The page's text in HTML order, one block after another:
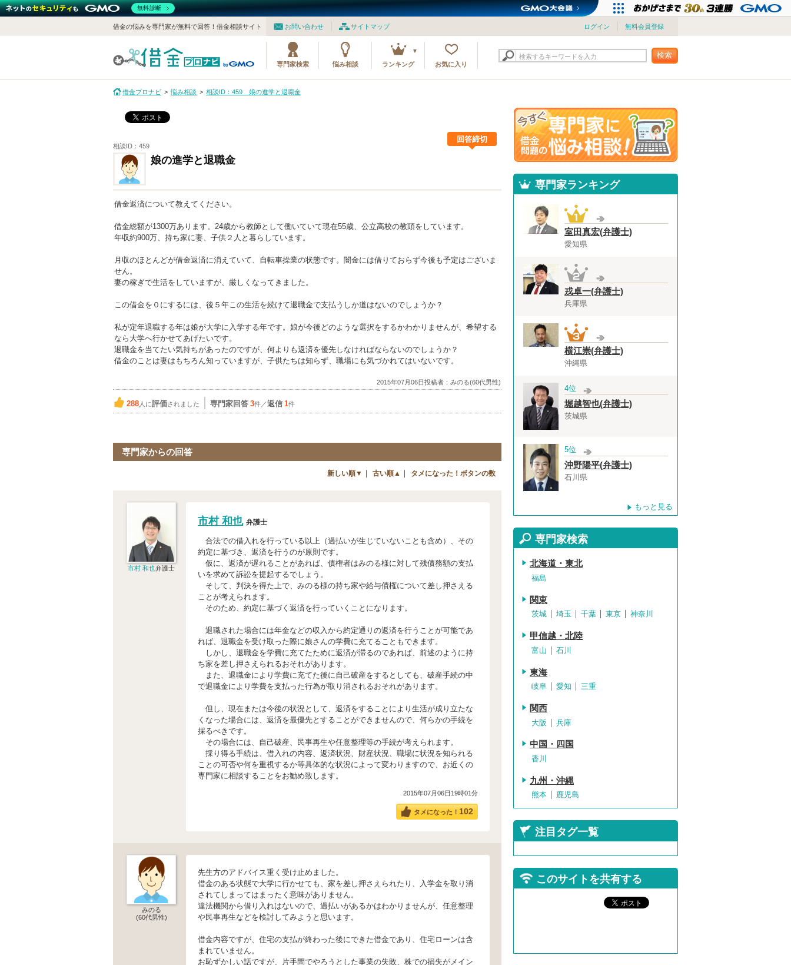
お問い合わせ サイトマップ ログイン 無料会員登録
借金の悩みを専門家が無料で回答！借金相談サイト
専門家検索 悩み相談 ランキング お気に入り
検索するキーワードを入力 検索
借金プロナビ 悩み相談 相談ID：459 娘の進学と退職金
相談ID：459
回答締切
娘の進学と退職金
借金返済について教えてください。
借金総額が1300万あります。24歳から教師として働いていて現在55歳、公立高校の教頭をしています。
年収約900万、持ち家に妻、子供２人と暮らしています。
月収のほとんどが借金返済に消えていて、自転車操業の状態です。闇金には借りておらず今後も予定はございま
せん。
妻の稼ぎで生活をしていますが、厳しくなってきました。
この借金を０にするには、後５年この生活を続けて退職金で支払うしか道はないのでしょうか？
私が定年退職する年は娘が大学に入学する年です。娘が今後どのような選択をするかわかりませんが、希望する
なら大学へ行かせてあげたいです。
退職金を当てたい気持ちがあったのですが、何よりも返済を優先しなければならないのでしょうか？
借金のことは妻はもちろん知っていますが、子供たちは知らず、職場にも気づかれてはいないです。
2015年07月06日投稿者：みのる(60代男性)
288 人に評価されました 専門家回答 3件／返信 1件
専門家からの回答
新しい順▼ ｜ 古い順▲ ｜ タメになった！ボタンの数
市村 和也弁護士
市村 和也 弁護士
合法での借入れを行っている以上（過払いが生じていないことも含め）、その
約定に基づき、返済を行うのが原則です。
仮に、返済が遅れることがあれば、債権者はみのる様に対して残債務額の支払
いを求めて訴訟を提起するでしょう。
そして、判決を得た上で、みのる様の持ち家や給与債権について差し押さえる
ことが考えられます。
そのため、約定に基づく返済を行っていくことになります。
退職された場合には年金などの収入から約定通りの返済を行うことが可能であ
れば、退職金を受け取った際に娘さんの学費に充てることもできます。
しかし、退職金を学費に充てたために返済が滞るのであれば、前述のように持
ち家を差し押さえられるおそれがあります。
また、退職金により学費に充てた後に自己破産をするとしても、破産手続の中
で退職金により学費を支払った行為が取り消されるおそれがあります。
但し、現在または今後の状況として、返済をすることにより生活が成り立たな
くなった場合には、返済を最優先とすることができませんので、何らかの手続を
採るべきです。
その場合には、自己破産、民事再生や任意整理等の手続が考えられます。
採り得る手続は、借入れの内容、返済状況、財産状況、職場に状況を知られる
ことの可否や何を重視するか等具体的な状況によって変わりますので、お近くの
専門家に相談することをお勧め致します。
2015年07月06日19時01分
タメになった！ 102
みのる
(60代男性)
先生方のアドバイス重く受け止めました。
借金のある状態で大学に行かせても、家を差し押さえられたり、入学金を取り消
されてしまってはまったく意味がありません。
違法機関から借り入れはないので、過払いがあるかはわかりませんが、任意整理
や民事再生などを検討してみようと思います。
借金内容ですが、住宅の支払が終わった後にできた借金であり、住宅ローンは含
まれていません。
お恥ずかしい話ですが、片手間でやろうとした事業の失敗、株での損失がメイン
専門家ランキング
室田真宏(弁護士)
愛知県
戎卓一(弁護士)
兵庫県
横江崇(弁護士)
沖縄県
4位
堀越智也(弁護士)
茨城県
5位
沖野陽平(弁護士)
石川県
もっと見る
専門家検索
北海道・東北
福島
関東
茨城 埼玉 千葉 東京 神奈川
甲信越・北陸
富山 石川
東海
岐阜 愛知 三重
関西
大阪 兵庫
中国・四国
香川
九州・沖縄
熊本 鹿児島
注目タグ一覧
このサイトを共有する
無料診断